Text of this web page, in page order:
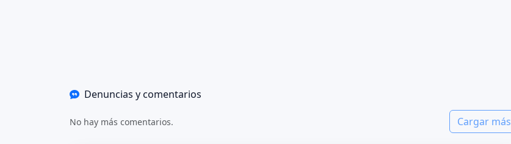
Denuncias y comentarios
No hay más comentarios. Cargar más